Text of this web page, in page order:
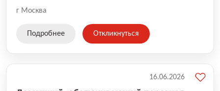
г Москва
Подробнее Откликнуться
16.06.2026